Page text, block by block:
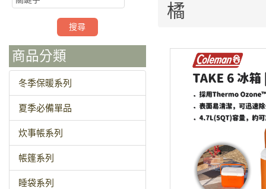
商品分類
冬季保暖系列
夏季必備單品
炊事帳系列
帳篷系列
睡袋系列
橘